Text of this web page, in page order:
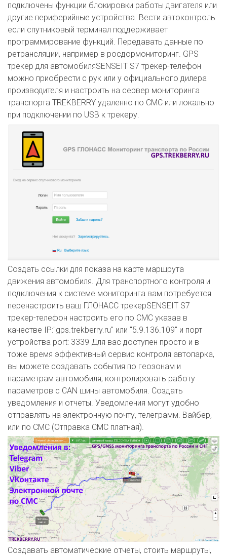
подключены функции блокировки работы двигателя или
другие периферийные устройства. Вести автоконтроль
если спутниковый терминал поддерживает
программирование функций. Передавать данные по
ретрансляции, например в росдормониторинг. GPS
трекер для автомобиляSENSEIT S7 трекер-телефон
можно приобрести с рук или у официального дилера
производителя и настроить на сервер мониторинга
транспорта TREKBERRY удаленно по СМС или локально
при подключении по USB к трекеру.
Создать ссылки для показа на карте маршрута
движения автомобиля. Для транспортного контроля и
подключения к системе мониторинга вам потребуется
перенастроить ваш ГЛОНАСС трекерSENSEIT S7
трекер-телефон настроить его по СМС указав в
качестве IP:"gps.trekberry.ru" или "5.9.136.109" и порт
устройства port: 3339 Для вас доступен просто и в
тоже время эффективный сервис контроля автопарка,
вы можете создавать события по геозонам и
параметрам автомобиля, контролировать работу
параметров с CAN шины автомобиля. Создать
уведомления и отчеты. Уведомления могут удобно
отправлять на электронную почту, телеграмм. Вайбер,
или по СМС (Отправка СМС платная).
Создавать автоматические отчеты, стоить маршруты,